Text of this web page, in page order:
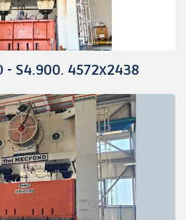
- S4.900. 4572x2438